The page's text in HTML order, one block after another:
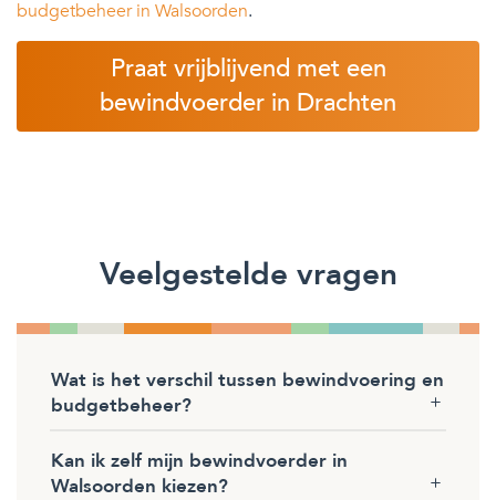
budgetbeheer in Walsoorden.
Praat vrijblijvend met een
bewindvoerder in Drachten
Veelgestelde vragen
Wat is het verschil tussen bewindvoering en
budgetbeheer?
Kan ik zelf mijn bewindvoerder in
Walsoorden kiezen?